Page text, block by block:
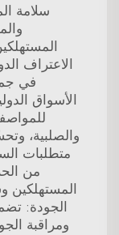
في
الأسواق
والصلبية،
متطلبات
الجودة:
ومراقبة